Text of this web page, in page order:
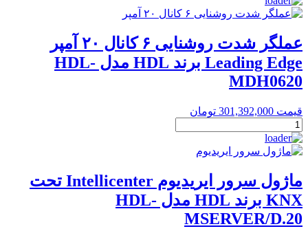
زنیو
zsylccl
عدد
عملگر شدت روشنایی ۶ کانال ۲۰ آمپر
Leading Edge برند HDL مدل HDL-
MDH0620
قیمت 301,392,000 تومان
عملگر
شدت
روشنایی
کانال
۲۰
آمپر
Leading
Edge
ماژول سرور ایریدیوم Intellicenter تحت
KNX برند HDL مدل HDL-
MSERVER/D.20